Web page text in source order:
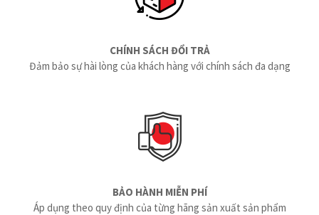
CHÍNH SÁCH ĐỔI TRẢ
Đảm bảo sự hài lòng của khách hàng với chính sách đa dạng
BẢO HÀNH MIỄN PHÍ
Áp dụng theo quy định của từng hãng sản xuất sản phẩm